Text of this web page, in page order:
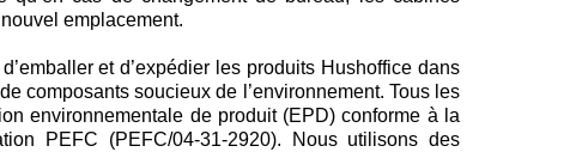
emplacement.
et d’expédier les produits Hushoffice dans
composants soucieux de l’environnement. Tous les
environnementale de produit (EPD) conforme à la
PEFC (PEFC/04-31-2920). Nous utilisons des